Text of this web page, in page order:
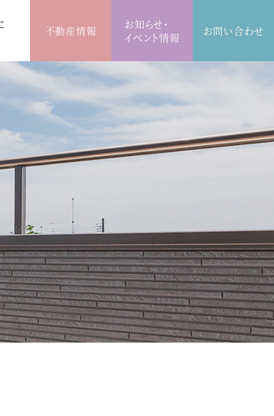
不動産情報
お知らせ・
イベント情報
お問い合わせ